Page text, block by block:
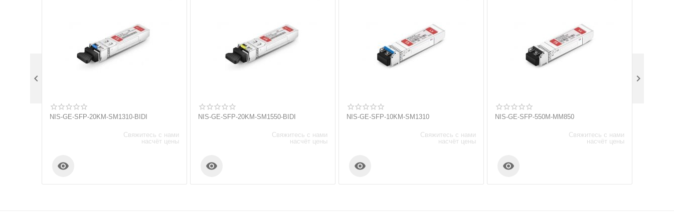
NIS-GE-SFP-20KM-SM1310-BIDI
Свяжитесь с нами
насчёт цены

NIS-GE-SFP-20KM-SM1550-BIDI
Свяжитесь с нами
насчёт цены

NIS-GE-SFP-10KM-SM1310
Свяжитесь с нами
насчёт цены

NIS-GE-SFP-550M-MM850
Свяжитесь с нами
насчёт цены

 